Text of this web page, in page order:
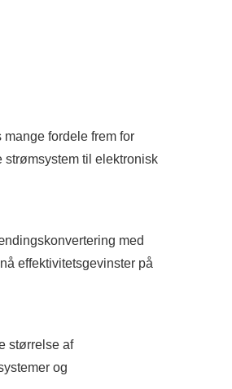
fordele frem for
til elektronisk
med
effektivitetsgevinster på
størrelse af
og